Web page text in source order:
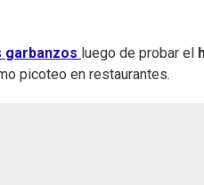
garbanzos luego de probar el
picoteo en restaurantes.